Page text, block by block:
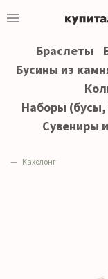
Браслеты
Бусины из
Наборы (бусы,
Сувениры
Кахолонг